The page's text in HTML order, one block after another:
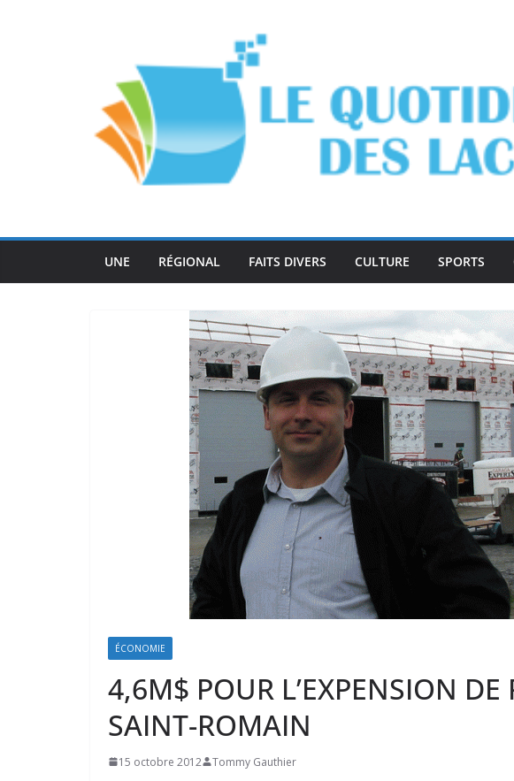
UNE RÉGIONAL FAITS DIVERS CULTURE SPORTS
ÉCONOMIE
4,6M$ POUR L’EXPENSION
SAINT-ROMAIN
15 octobre 2012 Tommy Gauthier